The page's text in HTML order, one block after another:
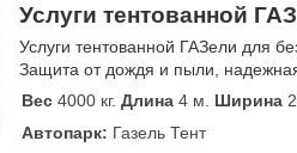
Услуги тентованной
Услуги тентованной ГАЗели для
Защита от дождя и пыли,
Вес 4000 кг. Длина 4 м. Ширина
Автопарк: Газель Тент